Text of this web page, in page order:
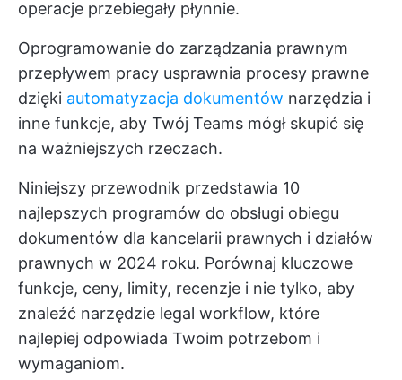
operacje przebiegały płynnie.
Oprogramowanie do zarządzania prawnym
przepływem pracy usprawnia procesy prawne
dzięki automatyzacja dokumentów narzędzia i
inne funkcje, aby Twój Teams mógł skupić się
na ważniejszych rzeczach.
Niniejszy przewodnik przedstawia 10
najlepszych programów do obsługi obiegu
dokumentów dla kancelarii prawnych i działów
prawnych w 2024 roku. Porównaj kluczowe
funkcje, ceny, limity, recenzje i nie tylko, aby
znaleźć narzędzie legal workflow, które
najlepiej odpowiada Twoim potrzebom i
wymaganiom.